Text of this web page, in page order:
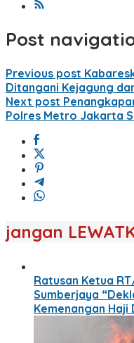
Post
Previous post
Ditangani Kejagung
Next post
Polres Metro Jakarta
jangan
Ratusan Ketua
Sumberjaya
Kemenangan Haji